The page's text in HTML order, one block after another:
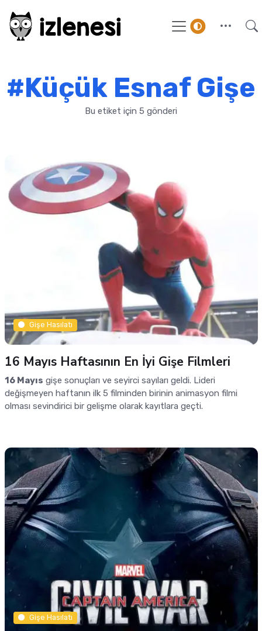
#Küçük Esnaf Gişe
Bu etiket için 5 gönderi
Gişe Hasılatı
16 Mayıs Haftasının En İyi Gişe Filmleri
16 Mayıs gişe sonuçları ve seyirci sayıları geldi. Lideri
değişmeyen haftanın ilk 5 filminden birinin animasyon filmi
olması sevindirici bir gelişme olarak kayıtlara geçti.
Gişe Hasılatı